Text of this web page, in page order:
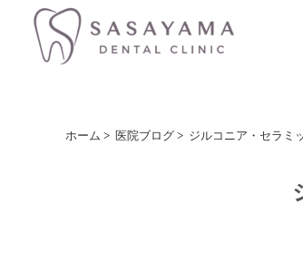
ホーム > 医院ブログ > ジルコニア・セラミ